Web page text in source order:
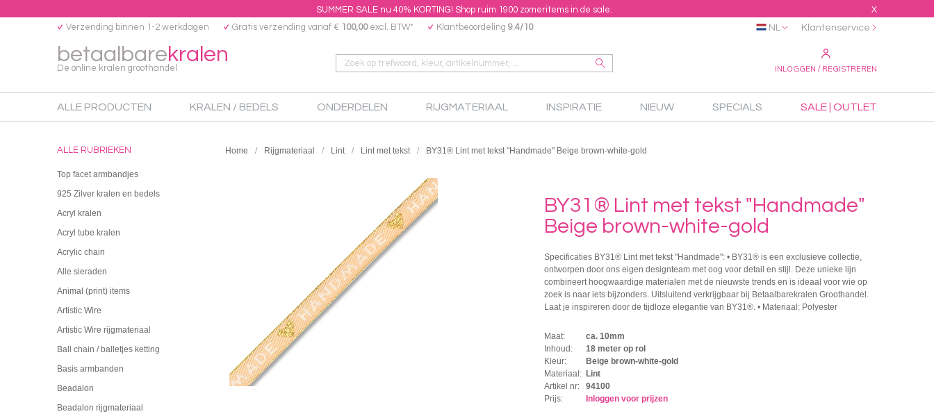
SUMMER SALE nu 40% KORTING! Shop ruim 1900 zomeritems in de sale. X
betaalbarekralen
De online kralen groothandel
Verzending binnen 1-2 werkdagen Gratis verzending vanaf € 100,00excl. BTW* Klantbeoordeling 9.4/10
INLOGGEN / REGISTREREN
NL Klantenservice
ALLE PRODUCTEN KRALEN / BEDELS ONDERDELEN RIJGMATERIAAL INSPIRATIE NIEUW SPECIALS SALE | OUTLET
ALLE RUBRIEKEN
Top facet armbandjes
925 Zilver kralen en bedels
Acryl kralen
Acryl tube kralen
Acrylic chain
Alle sieraden
Animal (print) items
Artistic Wire
Artistic Wire rijgmateriaal
Ball chain / balletjes ketting
Basis armbanden
Beadalon
Beadalon rijgmateriaal
Home Rijgmateriaal Lint Lint met tekst BY31® Lint met tekst "Handmade" Beige brown-white-gold
BY31® Lint met tekst "Handmade"
Beige brown-white-gold
Specificaties BY31® Lint met tekst "Handmade": • BY31® is een exclusieve collectie,
ontworpen door ons eigen designteam met oog voor detail en stijl. Deze unieke lijn
combineert hoogwaardige materialen met de nieuwste trends en is ideaal voor wie op
zoek is naar iets bijzonders. Uitsluitend verkrijgbaar bij Betaalbarekralen Groothandel.
Laat je inspireren door de tijdloze elegantie van BY31®. • Materiaal: Polyester
Maat:
ca. 10mm
Inhoud:
18 meter op rol
Kleur:
Beige brown-white-gold
Materiaal: Lint
Artikel nr:
94100
Prijs:
Inloggen voor prijzen